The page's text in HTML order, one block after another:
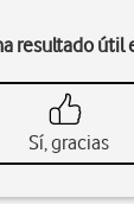
resultado útil
Sí, gracias